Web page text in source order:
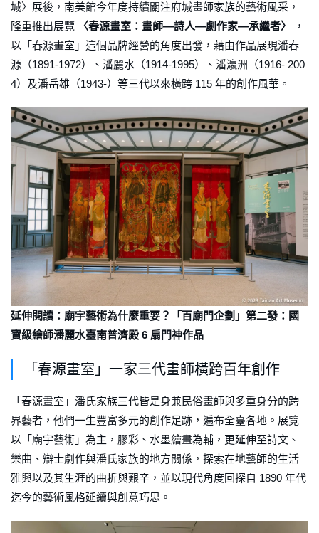
城〉展後，南美館今年度持續關注府城畫師家族的藝術風采，
隆重推出展覽
〈春源畫室：畫師—詩人—劇作家—承繼者〉
，
以「春源畫室」這個品牌經營的角度出發，藉由作品展現潘春
源（1891-1972）、潘麗水（1914-1995）、潘瀛洲（1916- 200
4）及潘岳雄（1943-）等三代以來橫跨 115 年的創作風華。
延伸閱讀：廟宇藝術為什麼重要？「百廟門企劃」第二發：國
寶級繪師潘麗水臺南普濟殿 6 扇門神作品
「春源畫室」一家三代畫師橫跨百年創作
「春源畫室」潘氏家族三代皆是身兼民俗畫師與多重身分的跨
界藝者，他們一生豐富多元的創作足跡，遍布全臺各地。展覽
以「廟宇藝術」為主，膠彩、水墨繪畫為輔，更延伸至詩文、
樂曲、辯士劇作與潘氏家族的地方關係，探索在地藝師的生活
雅興以及其生涯的曲折與艱辛，並以現代角度回探自 1890 年代
迄今的藝術風格延續與創意巧思。